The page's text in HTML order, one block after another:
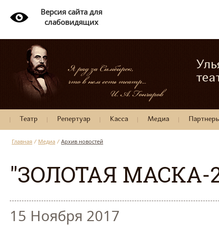
Версия сайта для
слабовидящих
Театр Репертуар Касса Медиа
Главная / Медиа / Архив новостей
"ЗОЛОТАЯ МАСКА-
15 Ноября 2017